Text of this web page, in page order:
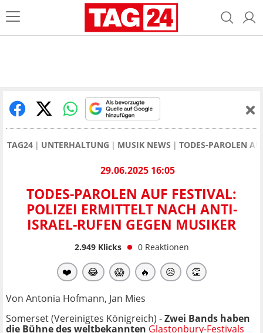
TAG24 UNTERHALTUNG MUSIK NEWS TODES-PAROLEN
29.06.2025 16:05
TODES-PAROLEN AUF FESTIVAL:
POLIZEI ERMITTELT NACH ANTI-
ISRAEL-RUFEN GEGEN MUSIKER
2.949Klicks 0 Reaktionen
❤️ 😂 😱 🔥 😥 👏
Von Antonia Hofmann, Jan Mies
Somerset (Vereinigtes Königreich) -Zwei Bands haben
die Bühne des weltbekannten Glastonbury-Festivals